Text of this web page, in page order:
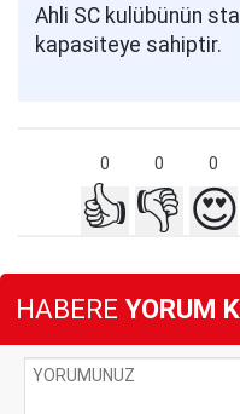
Ahli SC kulübünün
kapasiteye sahiptir.
0 0 0
👍 👎 😍
HABERE YORUM